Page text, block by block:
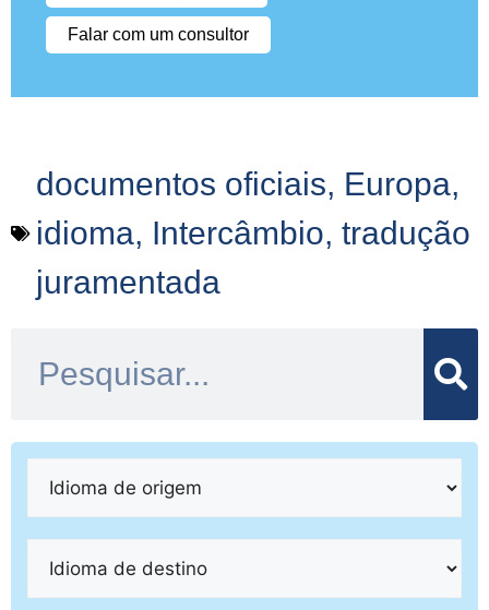
Falar com um consultor
documentos oficiais, Europa,
idioma, Intercâmbio, tradução
juramentada